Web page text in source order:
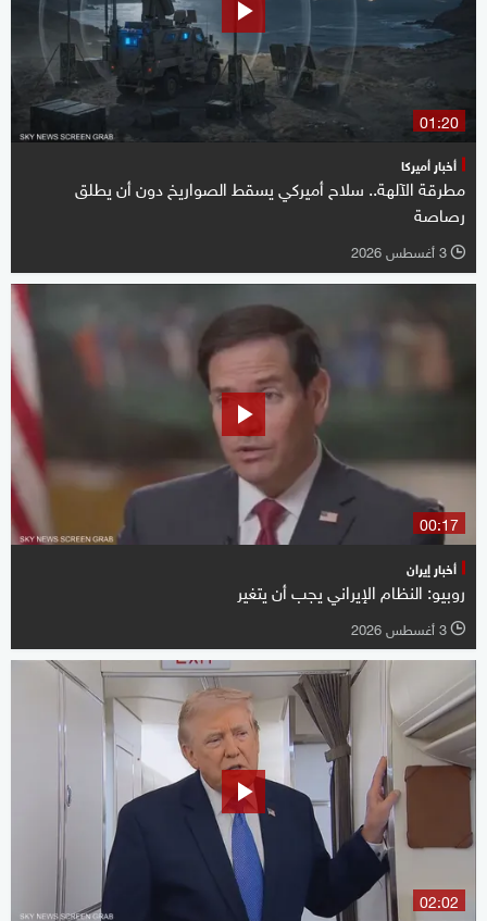
01:20
أخبار أميركا
مطرقة الآلهة.. سلاح أميركي يسقط الصواريخ دون أن يطلق
رصاصة
l 3 أغسطس 2026
00:17
أخبار إيران
روبيو: النظام الإيراني يجب أن يتغير
l 3 أغسطس 2026
02:02